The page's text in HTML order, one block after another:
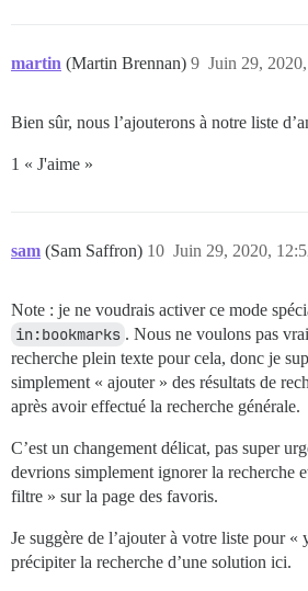
martin (Martin Brennan) Juin 29,
9
Bien sûr, nous l’ajouterons à notre liste
1 « J'aime »
sam (Sam Saffron) Juin 29, 2020,
10
Note : je ne voudrais activer ce mode
in:bookmarks . Nous ne voulons pas
recherche plein texte pour cela, donc je
simplement « ajouter » des résultats de
après avoir effectué la recherche générale.
C’est un changement délicat, pas super
devrions simplement ignorer la recherche
filtre » sur la page des favoris.
Je suggère de l’ajouter à votre liste pour «
précipiter la recherche d’une solution ici.